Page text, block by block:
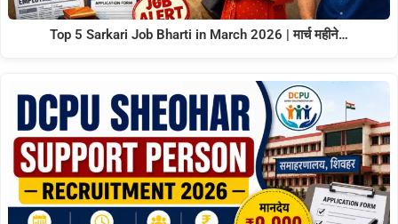
Top 5 Sarkari Job Bharti in March 2026 | मार्च महीने…